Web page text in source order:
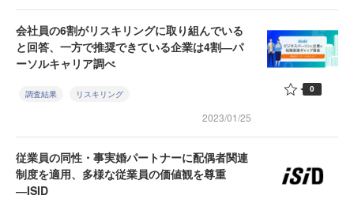
会社員の6割がリスキリングに取り組んでいる
と回答、一方で推奨できている企業は4割―パ
ーソルキャリア調べ
調査結果 リスキリング
2023/01/25
0
従業員の同性・事実婚パートナーに配偶者関連
制度を適用、多様な従業員の価値観を尊重
―ISID